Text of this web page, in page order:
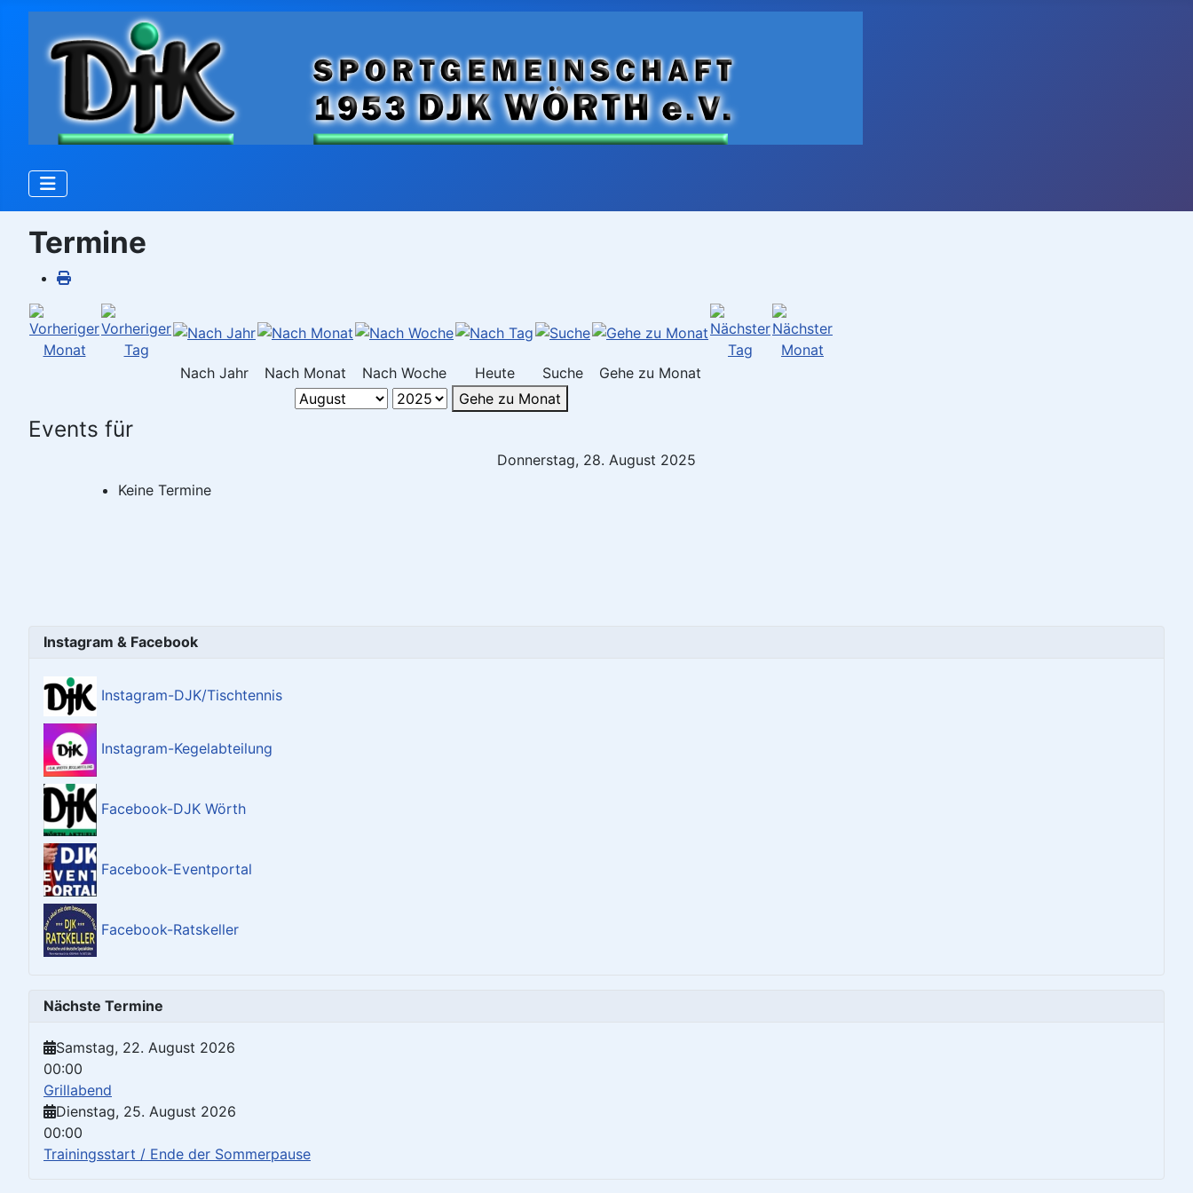
Termine
Nach Jahr Nach Monat Nach Woche Heute Suche
Gehe zu Monat
Gehe zu Monat
Events für
Donnerstag, 28. August 2025
Keine Termine
Instagram & Facebook
Instagram-DJK/Tischtennis
Instagram-Kegelabteilung
Facebook-DJK Wörth
Facebook-Eventportal
Facebook-Ratskeller
Nächste Termine
Samstag, 22. August 2026
00:00
Grillabend
Dienstag, 25. August 2026
00:00
Trainingsstart / Ende der Sommerpause